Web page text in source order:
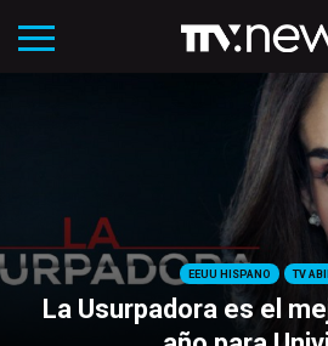
EEUU HISPANO TV
La Usurpadora es el